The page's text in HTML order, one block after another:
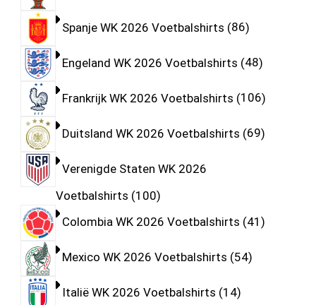
Spanje WK 2026 Voetbalshirts 86
Engeland WK 2026 Voetbalshirts 48
Frankrijk WK 2026 Voetbalshirts 106
Duitsland WK 2026 Voetbalshirts 69
Verenigde Staten WK 2026
Voetbalshirts 100
Colombia WK 2026 Voetbalshirts 41
Mexico WK 2026 Voetbalshirts 54
Italië WK 2026 Voetbalshirts 14